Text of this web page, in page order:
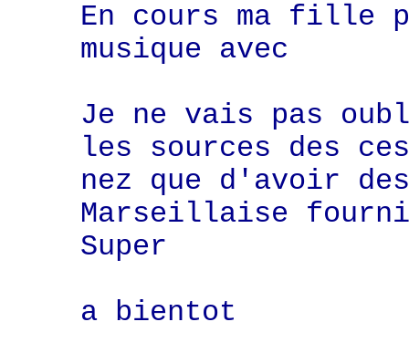
En cours ma fille
musique avec
Je ne vais pas
les sources des
nez que d'avoir
Marseillaise
Super
a bientot